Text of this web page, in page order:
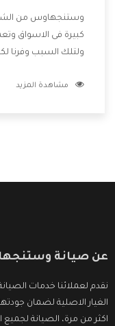
وستنجهاوس من
كبيرة فى الاسواق
ولتلك السبب وفرنا
بتصليح جميع
مشاهدة المزيد
عن صيانة
نقدم لعملائنا خدمات
الغيار الاصلية لضمان
اكثر من مرة، الصيانة